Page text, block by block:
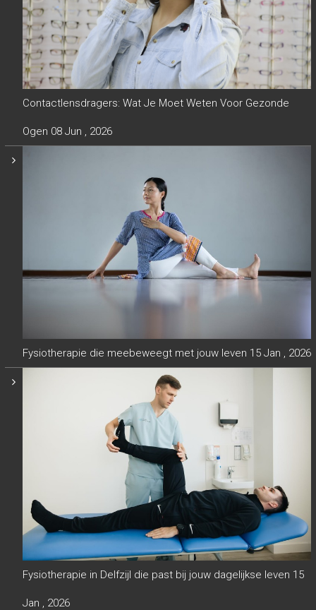
Contactlensdragers: Wat Je Moet Weten Voor Gezonde
Ogen 08 Jun , 2026
Fysiotherapie die meebeweegt met jouw leven 15 Jan , 2026
Fysiotherapie in Delfzijl die past bij jouw dagelijkse leven 15
Jan , 2026